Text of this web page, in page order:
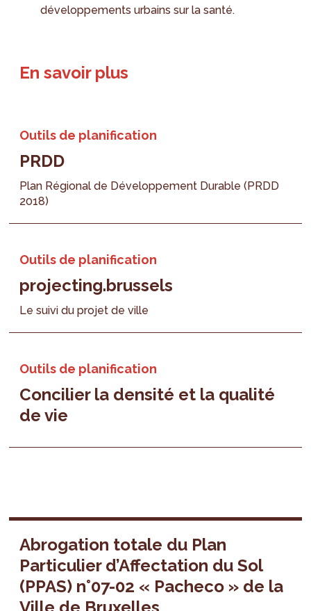
développements urbains sur la santé.
En savoir plus
Outils de planification
PRDD
Plan Régional de Développement Durable (PRDD
2018)
Outils de planification
projecting.brussels
Le suivi du projet de ville
Outils de planification
Concilier la densité et la qualité
de vie
Abrogation totale du Plan
Particulier d’Affectation du Sol
(PPAS) n°07-02 « Pacheco » de la
Ville de Bruxelles